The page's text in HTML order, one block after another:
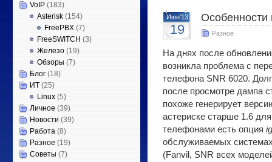
VoIP (183)
Asterisk (154)
FreePBX (7)
FreeSWITCH (3)
Железо (19)
Обзоры (7)
Блог (18)
ИТ (25)
Linux (5)
Личное (39)
Новости (39)
Работа (8)
Разное (19)
Советы (7)
Июн'13
19
Особенности
Разное
На днях после
возникла проблема с
телефона SNR 6020.
после просмотре дампа
похоже генерирует
астериске старше 1.6
телефонами есть опция
обслуживаемых
(Fanvil, SNR всех